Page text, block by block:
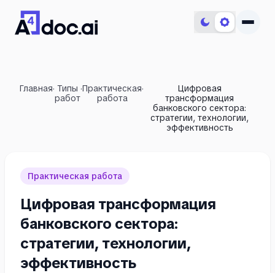
Главная· Типы
работ
·Практическая
работа
·
Цифровая
трансформация
банковского сектора:
стратегии, технологии,
эффективность
Практическая работа
Цифровая трансформация
банковского сектора:
стратегии, технологии,
эффективность